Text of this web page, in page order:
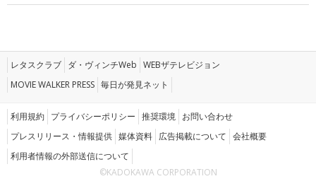
レタスクラブ ダ・ヴィンチWeb WEBザテレビジョン
MOVIE WALKER PRESS 毎日が発見ネット
利用規約 プライバシーポリシー 推奨環境 お問い合わせ
プレスリリース・情報提供 媒体資料 広告掲載について 会社概要
利用者情報の外部送信について
©KADOKAWA CORPORATION